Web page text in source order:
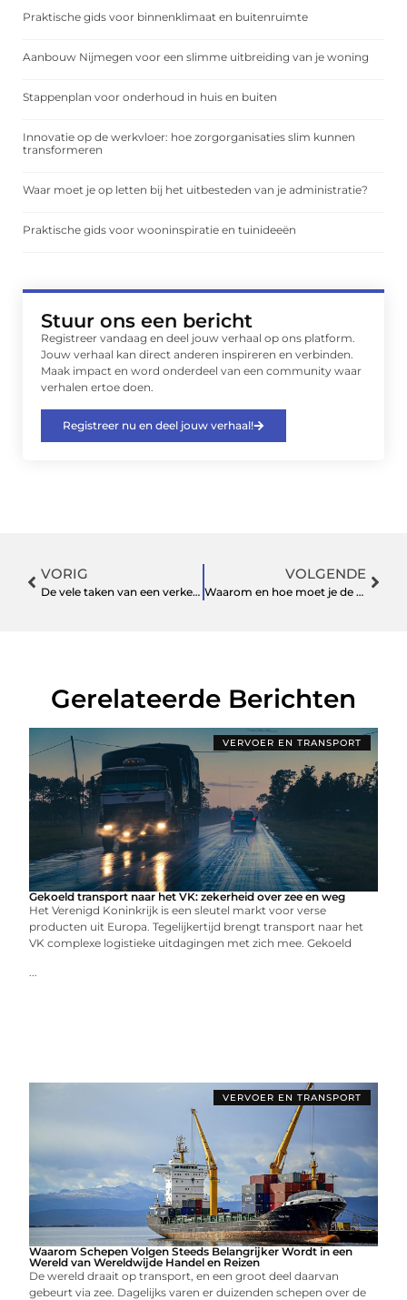
Praktische gids voor binnenklimaat en buitenruimte
Aanbouw Nijmegen voor een slimme uitbreiding van je woning
Stappenplan voor onderhoud in huis en buiten
Innovatie op de werkvloer: hoe zorgorganisaties slim kunnen
transformeren
Waar moet je op letten bij het uitbesteden van je administratie?
Praktische gids voor wooninspiratie en tuinideeën
Stuur ons een bericht
Registreer vandaag en deel jouw verhaal op ons platform.
Jouw verhaal kan direct anderen inspireren en verbinden.
Maak impact en word onderdeel van een community waar
verhalen ertoe doen.
Registreer nu en deel jouw verhaal!
VORIG
De vele taken van een verkeersregelaar nijmegen
VOLGENDE
Waarom en hoe moet je de aardlekschakelaar testen?
Gerelateerde Berichten
VERVOER EN TRANSPORT
Gekoeld transport naar het VK: zekerheid over zee en weg
Het Verenigd Koninkrijk is een sleutel markt voor verse
producten uit Europa. Tegelijkertijd brengt transport naar het
VK complexe logistieke uitdagingen met zich mee. Gekoeld
...
VERVOER EN TRANSPORT
Waarom Schepen Volgen Steeds Belangrijker Wordt in een
Wereld van Wereldwijde Handel en Reizen
De wereld draait op transport, en een groot deel daarvan
gebeurt via zee. Dagelijks varen er duizenden schepen over de